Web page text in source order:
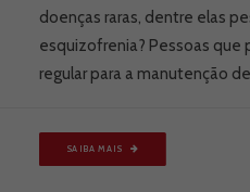
doenças raras, dentre elas
esquizofrenia? Pessoas
regular para a manutenção
SAIBA MAIS